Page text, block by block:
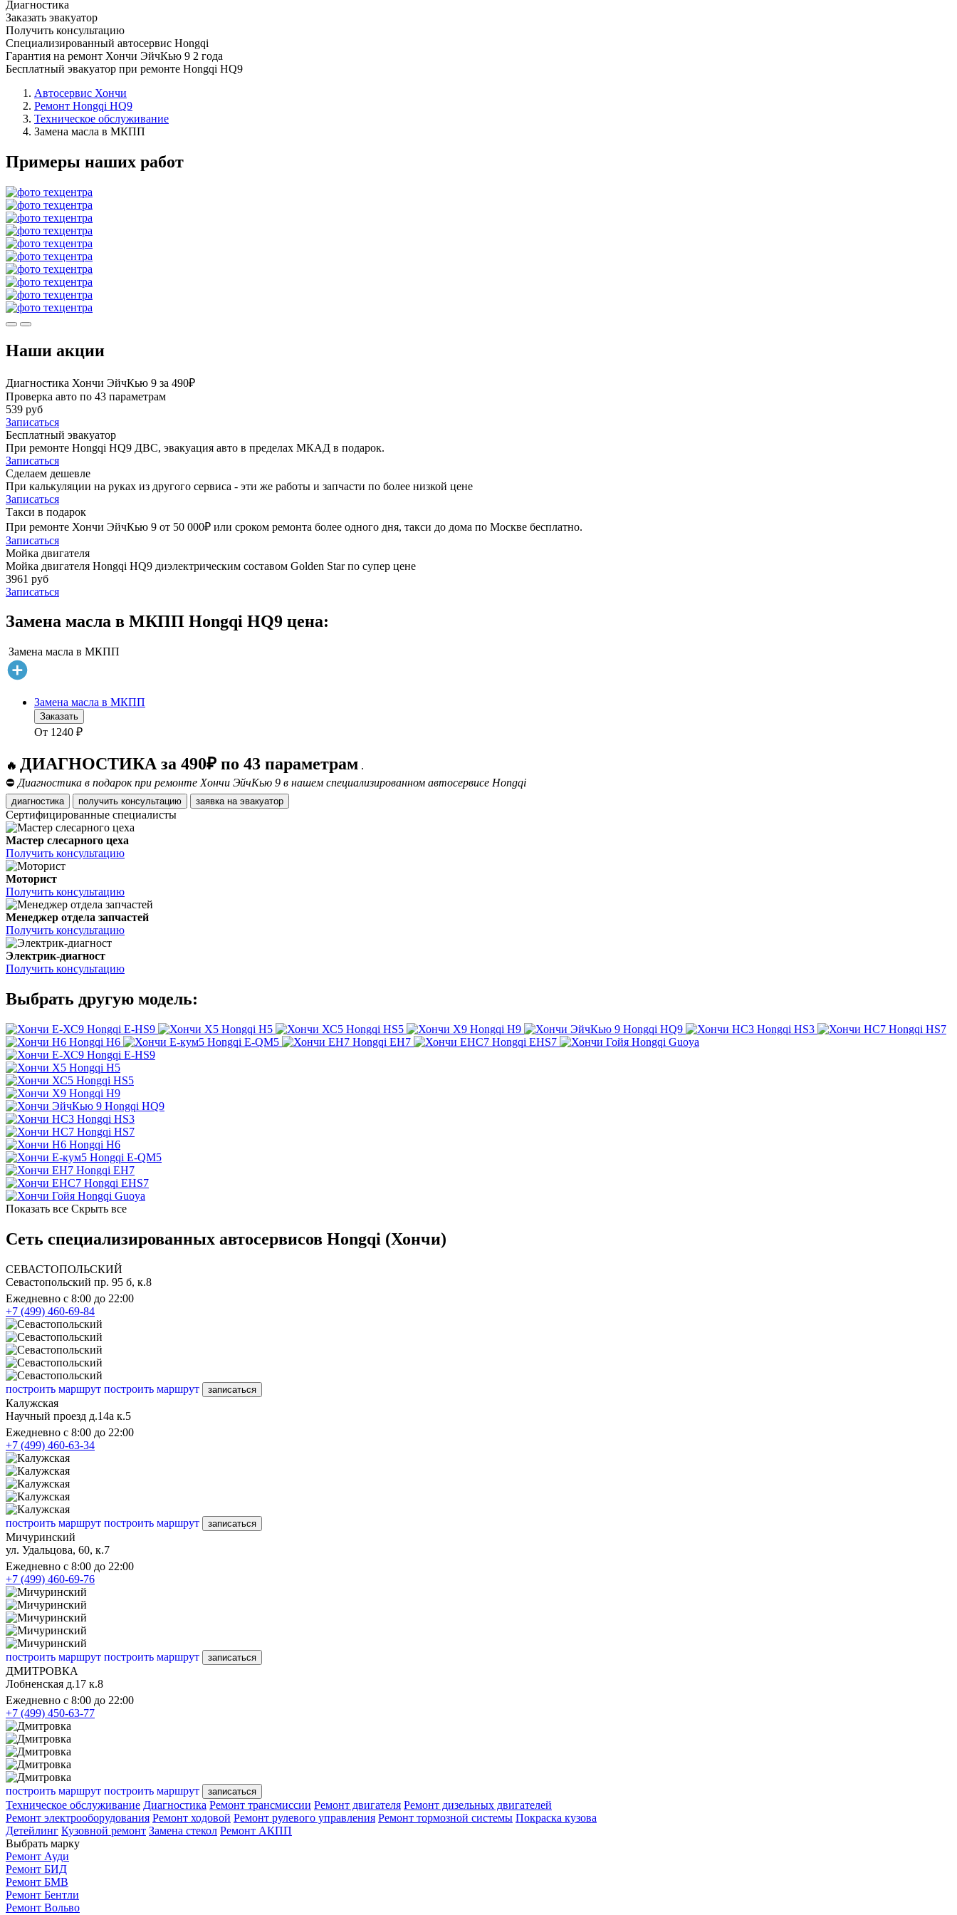
Диагностика
Заказать эвакуатор
Получить консультацию
Специализированный автосервис Hongqi
Гарантия на ремонт Хончи ЭйчКью 9 2 года
Бесплатный эвакуатор при ремонте Hongqi HQ9
Автосервис Хончи
Ремонт Hongqi HQ9
Техническое обслуживание
Замена масла в МКПП
Примеры наших работ
Наши акции
Диагностика Хончи ЭйчКью 9 за 490₽
Проверка авто по 43 параметрам
539 руб
Записаться
Бесплатный эвакуатор
При ремонте Hongqi HQ9 ДВС, эвакуация авто в пределах МКАД в подарок.
Записаться
Сделаем дешевле
При калькуляции на руках из другого сервиса - эти же работы и запчасти по более низкой цене
Записаться
Такси в подарок
При ремонте Хончи ЭйчКью 9 от 50 000₽ или сроком ремонта более одного дня, такси до дома по Москве бесплатно.
Записаться
Мойка двигателя
Мойка двигателя Hongqi HQ9 диэлектрическим составом Golden Star по супер цене
3961 руб
Записаться
Замена масла в МКПП Hongqi HQ9 цена:
Замена масла в МКПП
Замена масла в МКПП
Заказать
От 1240 ₽
🔥 ДИАГНОСТИКА за 490₽ по 43 параметрам .
⛔ Диагностика в подарок при ремонте Хончи ЭйчКью 9 в нашем специализированном автосервисе Hongqi
диагностика получить консультацию заявка на эвакуатор
Сертифицированные специалисты
Мастер слесарного цеха
Получить консультацию
Моторист
Получить консультацию
Менеджер отдела запчастей
Получить консультацию
Электрик-диагност
Получить консультацию
Выбрать другую модель:
Hongqi E-HS9 Hongqi H5 Hongqi HS5 Hongqi H9 Hongqi HQ9 Hongqi HS3
Hongqi HS7
Hongqi H6
Hongqi E-QM5 Hongqi EH7 Hongqi EHS7
Hongqi Guoya
Hongqi E-HS9
Hongqi H5
Hongqi HS5
Hongqi H9
Hongqi HQ9
Hongqi HS3
Hongqi HS7
Hongqi H6
Hongqi E-QM5
Hongqi EH7
Hongqi EHS7
Hongqi Guoya
Показать все Скрыть все
Сеть специализированных автосервисов Hongqi (Хончи)
СЕВАСТОПОЛЬСКИЙ
Севастопольский пр. 95 б, к.8
Ежедневно с 8:00 до 22:00
+7 (499) 460-69-84
построить маршрут построить маршрут записаться
Калужская
Научный проезд д.14а к.5
Ежедневно с 8:00 до 22:00
+7 (499) 460-63-34
построить маршрут построить маршрут записаться
Мичуринский
ул. Удальцова, 60, к.7
Ежедневно с 8:00 до 22:00
+7 (499) 460-69-76
построить маршрут построить маршрут записаться
ДМИТРОВКА
Лобненская д.17 к.8
Ежедневно с 8:00 до 22:00
+7 (499) 450-63-77
построить маршрут построить маршрут записаться
Техническое обслуживание Диагностика Ремонт трансмиссии Ремонт двигателя Ремонт дизельных двигателей
Ремонт электрооборудования Ремонт ходовой Ремонт рулевого управления Ремонт тормозной системы Покраска кузова
Детейлинг Кузовной ремонт Замена стекол Ремонт АКПП
Выбрать марку
Ремонт Ауди
Ремонт БИД
Ремонт БМВ
Ремонт Бентли
Ремонт Вольво